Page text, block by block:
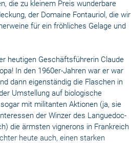
die zu kleinem Preis wunderbare
der Domaine Fontauriol, die wir
für ein fröhliches Gelage und
heutigen Geschäftsführerin Claude
In den 1960er-Jahren war er war
dann eigenständig die Flaschen in
Umstellung auf biologische
mit militanten Aktionen (ja, sie
der Winzer des Languedoc-
die ärmsten vignerons in Frankreich
heute auch, einen starken